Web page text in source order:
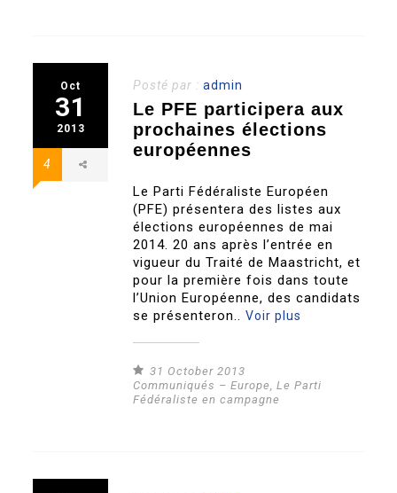
Oct
31
2013
4
Posté par :admin
Le PFE participera aux
prochaines élections
européennes
Le Parti Fédéraliste Européen
(PFE) présentera des listes aux
élections européennes de mai
2014. 20 ans après l’entrée en
vigueur du Traité de Maastricht, et
pour la première fois dans toute
l’Union Européenne, des candidats
se présenteron..Voir plus
31 October 2013
Communiqués – Europe,Le Parti
Fédéraliste en campagne